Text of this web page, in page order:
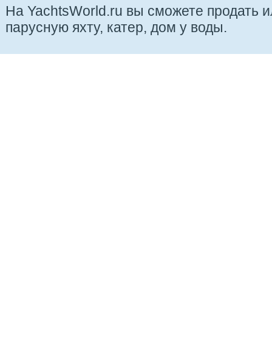
На YachtsWorld.ru вы сможете продать
парусную яхту, катер, дом у воды.